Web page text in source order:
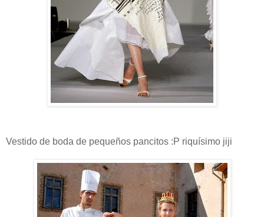
Vestido de boda de pequeños pancitos :P riquísimo jiji